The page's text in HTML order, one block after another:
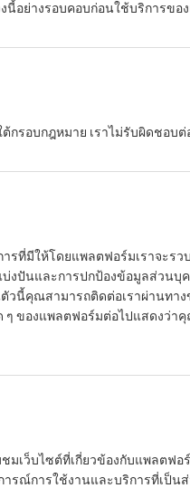
อย่างรอบคอบก่อนใช้บริการขอ
กรอบกฎหมาย เราไม่รับผิดชอบ
ารที่มีให้โดยแพลตฟอร์มเราจ
บ่งปันและการปกป้องข้อมูลส่ว
นี้คุณสามารถติดต่อเราผ่านท
ของแพลตฟอร์มต่อไปแสดงว่
เว็บไซต์ที่เกี่ยวข้องกับแพลตฟ
ณ์การใช้งานและบริการที่เป็น